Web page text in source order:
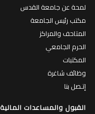
لمحة عن جامعة القدس
مكتب رئيس الجامعة
المتاحف والمراكز
الحرم الجامعي
المكتبات
وظائف شاغرة
إتـصل بنا
القبول والمساعدات المالية